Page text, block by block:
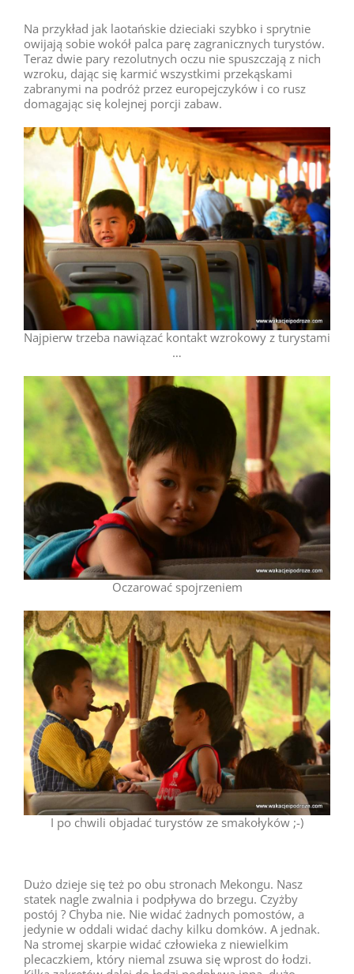
Na przykład jak laotańskie dzieciaki szybko i sprytnie
owijają sobie wokół palca parę zagranicznych turystów.
Teraz dwie pary rezolutnych oczu nie spuszczają z nich
wzroku, dając się karmić wszystkimi przekąskami
zabranymi na podróż przez europejczyków i co rusz
domagając się kolejnej porcji zabaw.
Najpierw trzeba nawiązać kontakt wzrokowy z turystami
…
Oczarować spojrzeniem
I po chwili objadać turystów ze smakołyków ;-)
Dużo dzieje się też po obu stronach Mekongu. Nasz
statek nagle zwalnia i podpływa do brzegu. Czyżby
postój ? Chyba nie. Nie widać żadnych pomostów, a
jedynie w oddali widać dachy kilku domków. A jednak.
Na stromej skarpie widać człowieka z niewielkim
plecaczkiem, który niemal zsuwa się wprost do łodzi.